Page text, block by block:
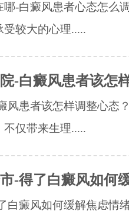
-白癜风患者心态怎么
较大的心理.....
-白癜风患者该怎
风患者该怎样调整心态
仅带来生理.....
-得了白癜风如何
白癜风如何缓解焦虑情